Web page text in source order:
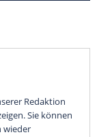
Redaktion
Sie können
wieder